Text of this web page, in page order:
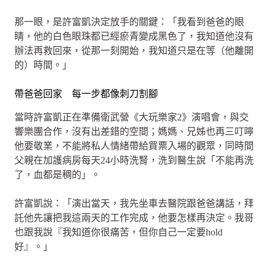
那一眼，是許富凱決定放手的關鍵：「我看到爸爸的眼
睛，他的白色眼珠都已經瘀青變成黑色了，我知道他沒有
辦法再救回來，從那一刻開始，我知道只是在等（他離開
的）時間。」
帶爸爸回家 每一步都像刺刀割腳
當時許富凱正在準備衛武營《大玩樂家2》演唱會，與交
響樂團合作，沒有出差錯的空間；媽媽、兄姊也再三叮嚀
他要敬業，不能將私人情緒帶給買票入場的觀眾，同時間
父親在加護病房每天24小時洗腎，洗到醫生說「不能再洗
了，血都是稠的」。
許富凱說：「演出當天，我先坐車去醫院跟爸爸講話，拜
託他先讓把我這兩天的工作完成，他要怎樣再決定。我哥
也跟我說『我知道你很痛苦，但你自己一定要hold
好』。」